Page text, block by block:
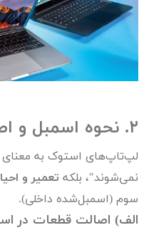
۲. نحوه اسمبل و
لپ‌تاپ‌های استوک به معنای
نمی‌شوند"، بلکه تعمیر و احیا
سوم (اسمبل‌شده داخلی).
الف) اصالت قطعات در